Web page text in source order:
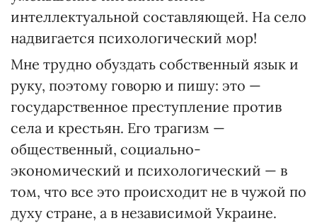
интеллектуальной составляющей. На село
надвигается психологический мор!
Мне трудно обуздать собственный язык и
руку, поэтому говорю и пишу: это —
государственное преступление против
села и крестьян. Его трагизм —
общественный, социально-
экономический и психологический — в
том, что все это происходит не в чужой по
духу стране, а в независимой Украине.